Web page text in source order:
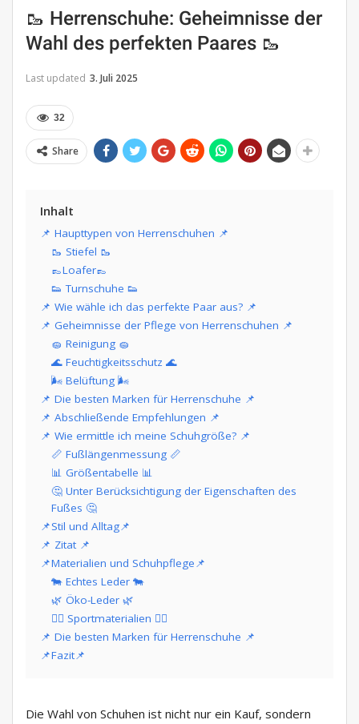
🥾 Herrenschuhe: Geheimnisse der
Wahl des perfekten Paares 🥾
Last updated 3. Juli 2025
32
Share
Inhalt
📌 Haupttypen von Herrenschuhen 📌
🥾 Stiefel 🥾
👞Loafer👞
👟 Turnschuhe 👟
📌 Wie wähle ich das perfekte Paar aus? 📌
📌 Geheimnisse der Pflege von Herrenschuhen 📌
🧽 Reinigung 🧽
🌊 Feuchtigkeitsschutz 🌊
🌬️ Belüftung 🌬️
📌 Die besten Marken für Herrenschuhe 📌
📌 Abschließende Empfehlungen 📌
📌 Wie ermittle ich meine Schuhgröße? 📌
📏 Fußlängenmessung 📏
📊 Größentabelle 📊
🤔 Unter Berücksichtigung der Eigenschaften des
Fußes 🤔
📌Stil und Alltag📌
📌 Zitat 📌
📌Materialien und Schuhpflege📌
🐄 Echtes Leder 🐄
🌿 Öko-Leder 🌿
🏋️‍♂️ Sportmaterialien 🏋️‍♂️
📌 Die besten Marken für Herrenschuhe 📌
📌Fazit📌
Die Wahl von Schuhen ist nicht nur ein Kauf, sondern